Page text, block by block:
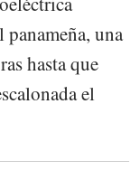
una
hasta que
el